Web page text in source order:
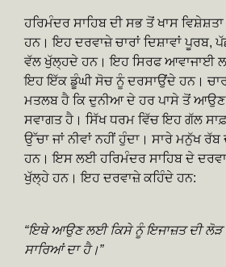
ਹਰਿਮੰਦਰ ਸਾਹਿਬ ਦੀ ਸਭ ਤੋਂ ਖਾਸ
ਹਨ। ਇਹ ਦਰਵਾਜ਼ੇ ਚਾਰਾਂ ਦਿਸ਼ਾਵਾਂ
ਵੱਲ ਖੁੱਲ੍ਹਦੇ ਹਨ। ਇਹ ਸਿਰਫ ਆਵਾਜਾਈ
ਇਹ ਇੱਕ ਡੂੰਘੀ ਸੋਚ ਨੂੰ ਦਰਸਾਉਂਦੇ ਹਨ।
ਮਤਲਬ ਹੈ ਕਿ ਦੁਨੀਆ ਦੇ ਹਰ ਪਾਸੇ ਤੋਂ ਆਉਣ
ਸਵਾਗਤ ਹੈ। ਸਿੱਖ ਧਰਮ ਵਿੱਚ ਇਹ ਗੱਲ
ਉੱਚਾ ਜਾਂ ਨੀਵਾਂ ਨਹੀਂ ਹੁੰਦਾ। ਸਾਰੇ ਮਨੁੱਖ
ਹਨ। ਇਸ ਲਈ ਹਰਿਮੰਦਰ ਸਾਹਿਬ ਦੇ
ਖੁੱਲ੍ਹੇ ਹਨ। ਇਹ ਦਰਵਾਜ਼ੇ ਕਹਿੰਦੇ ਹਨ:
“ਇਥੇ ਆਉਣ ਲਈ ਕਿਸੇ ਨੂੰ ਇਜਾਜ਼ਤ ਦੀ ਲੋੜ
ਸਾਰਿਆਂ ਦਾ ਹੈ।”